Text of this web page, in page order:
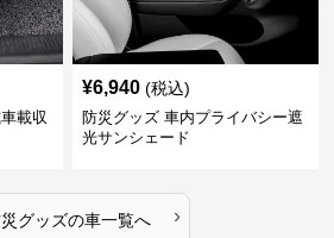
載収
¥6,940 (税込)
防災グッズ 車内プライバシー遮
光サンシェード
グッズの車一覧へ ›